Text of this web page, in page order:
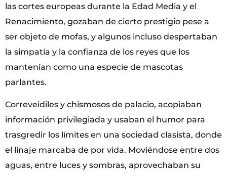
las cortes europeas durante la Edad Media y el
Renacimiento, gozaban de cierto prestigio pese a
ser objeto de mofas, y algunos incluso despertaban
la simpatía y la confianza de los reyes que los
mantenían como una especie de mascotas
parlantes.
Correveidiles y chismosos de palacio, acopiaban
información privilegiada y usaban el humor para
trasgredir los límites en una sociedad clasista, donde
el linaje marcaba de por vida. Moviéndose entre dos
aguas, entre luces y sombras, aprovechaban su